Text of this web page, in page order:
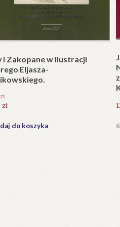
składany). Wydanie
do koszyka